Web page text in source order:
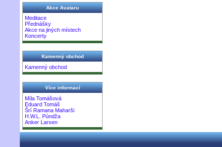
Akce Avataru
Meditace
Přednášky
Akce na jiných místech
Koncerty
Kamenný obchod
Kamenný obchod
Více informací
Míla Tomášová
Eduard Tomáš
Šrí Ramana Maharši
H.W.L. Púndža
Anker Larsen